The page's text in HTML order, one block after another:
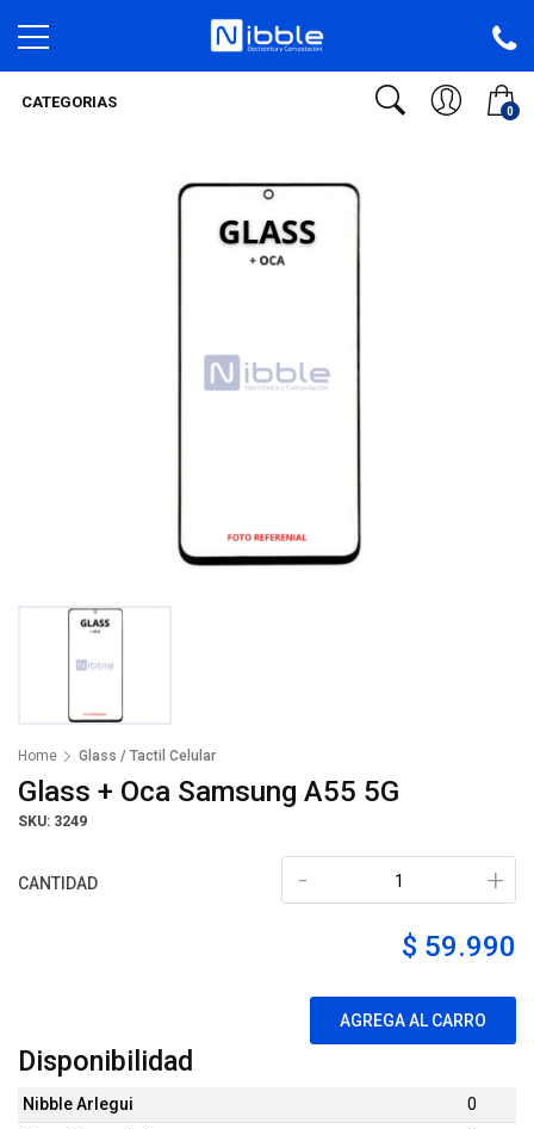
0
CATEGORIAS
Home Glass / Tactil Celular
Glass + Oca Samsung A55 5G
SKU: 3249
CANTIDAD +
-
$ 59.990
AGREGA AL CARRO
Disponibilidad
Nibble Arlegui
0